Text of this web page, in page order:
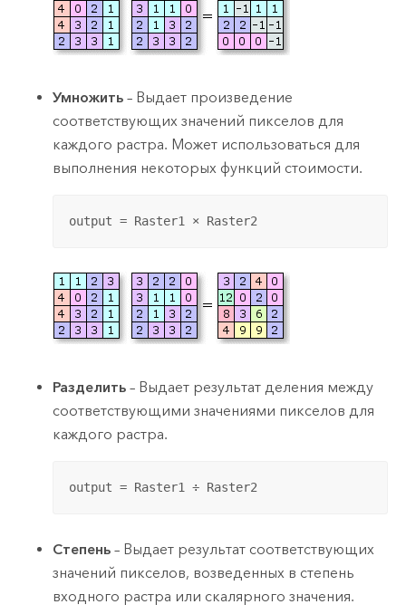
Умножить – Выдает произведение
соответствующих значений пикселов для
каждого растра. Может использоваться для
выполнения некоторых функций стоимости.
output = Raster1 × Raster2
Разделить – Выдает результат деления между
соответствующими значениями пикселов для
каждого растра.
output = Raster1 ÷ Raster2
Степень – Выдает результат соответствующих
значений пикселов, возведенных в степень
входного растра или скалярного значения.